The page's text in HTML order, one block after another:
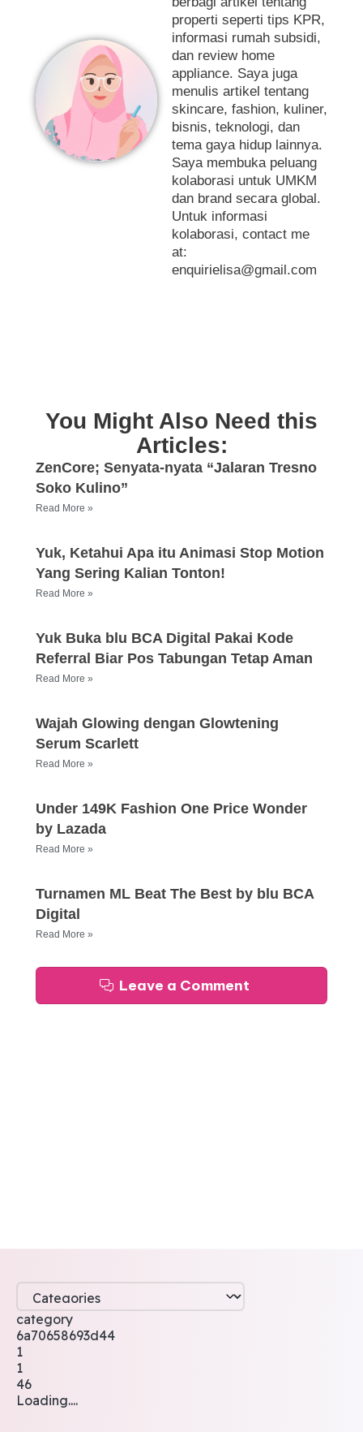
properti seperti tips KPR,
informasi rumah subsidi,
dan review home
appliance. Saya juga
menulis artikel tentang
skincare, fashion, kuliner,
bisnis, teknologi, dan
tema gaya hidup lainnya.
Saya membuka peluang
kolaborasi untuk UMKM
dan brand secara global.
Untuk informasi
kolaborasi, contact me
at:
enquirielisa@gmail.com
You Might Also Need this
Articles:
ZenCore; Senyata-nyata “Jalaran Tresno
Soko Kulino”
Read More »
Yuk, Ketahui Apa itu Animasi Stop Motion
Yang Sering Kalian Tonton!
Read More »
Yuk Buka blu BCA Digital Pakai Kode
Referral Biar Pos Tabungan Tetap Aman
Read More »
Wajah Glowing dengan Glowtening
Serum Scarlett
Read More »
Under 149K Fashion One Price Wonder
by Lazada
Read More »
Turnamen ML Beat The Best by blu BCA
Digital
Read More »
Leave a Comment
category
6a70658693d44
1
1
46
Loading....